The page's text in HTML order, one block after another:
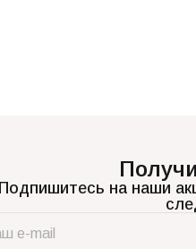
Подпишитесь на наши